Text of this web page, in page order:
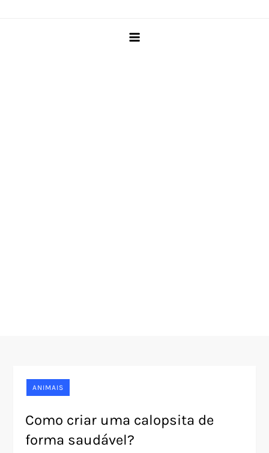
ANIMAIS
Como criar uma calopsita de
forma saudável?